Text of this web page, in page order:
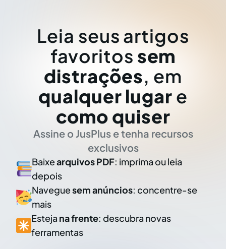
Leia seus artigos
favoritos sem
distrações, em
qualquer lugar e
como quiser
Assine o JusPlus e tenha recursos
exclusivos
Baixearquivos PDF: imprima ou leia
depois
Naveguesem anúncios: concentre-se
mais
Esteja na frente: descubra novas
ferramentas